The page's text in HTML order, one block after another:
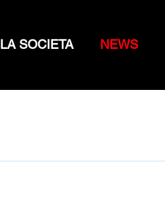
LA SOCIETA NEWS